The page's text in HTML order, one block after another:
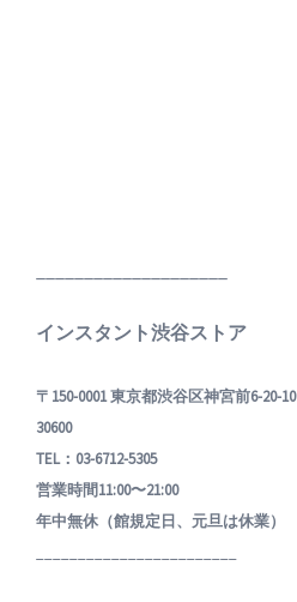
インスタント渋谷ストア
〒150-0001 東京都渋谷区神宮前6-20-10
30600
TEL：03-6712-5305
営業時間11:00〜21:00
年中無休（館規定日、元旦は休業）